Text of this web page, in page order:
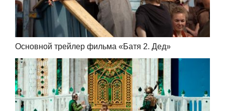
Основной трейлер фильма «Батя 2. Дед»